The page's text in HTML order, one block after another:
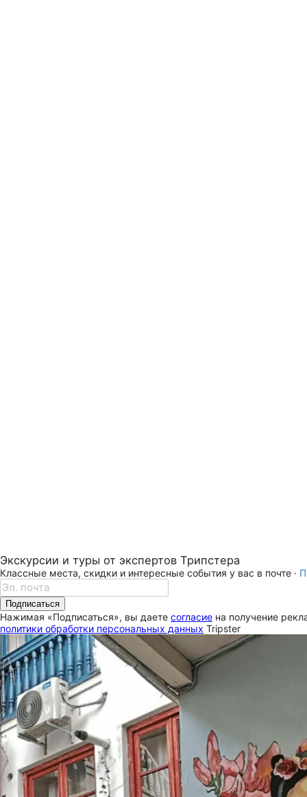
Экскурсии и туры от экспертов Трипстера
Классные места, скидки и интересные события у вас в почте ·
Подписаться
Нажимая «Подписаться», вы даете согласие на получение
политики обработки персональных данных Tripster